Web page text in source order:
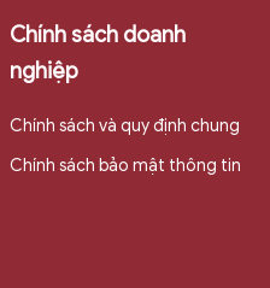
Chính sách doanh
nghiệp
Chính sách và quy định chung
Chính sách bảo mật thông tin